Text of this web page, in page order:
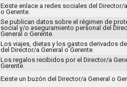
Existe enlace a redes sociales del Director/
o Gerente.
Se publican datos sobre el régimen de
social y/o aseguramiento personal del
General o Gerente.
Los viajes, dietas y los gastos derivados
del Director/a General o Gerente.
Los regalos recibidos por el Director/a
Gerente.
Existe un buzón del Director/a General o